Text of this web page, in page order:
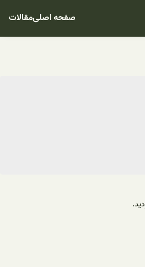
صفحه اصلیمقالات